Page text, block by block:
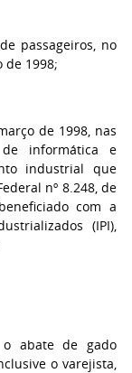
passageiros, no
de 1998;
de 1998, nas
informática e
industrial que
nº 8.248, de
com a
(IPI),
abate de gado
o varejista,